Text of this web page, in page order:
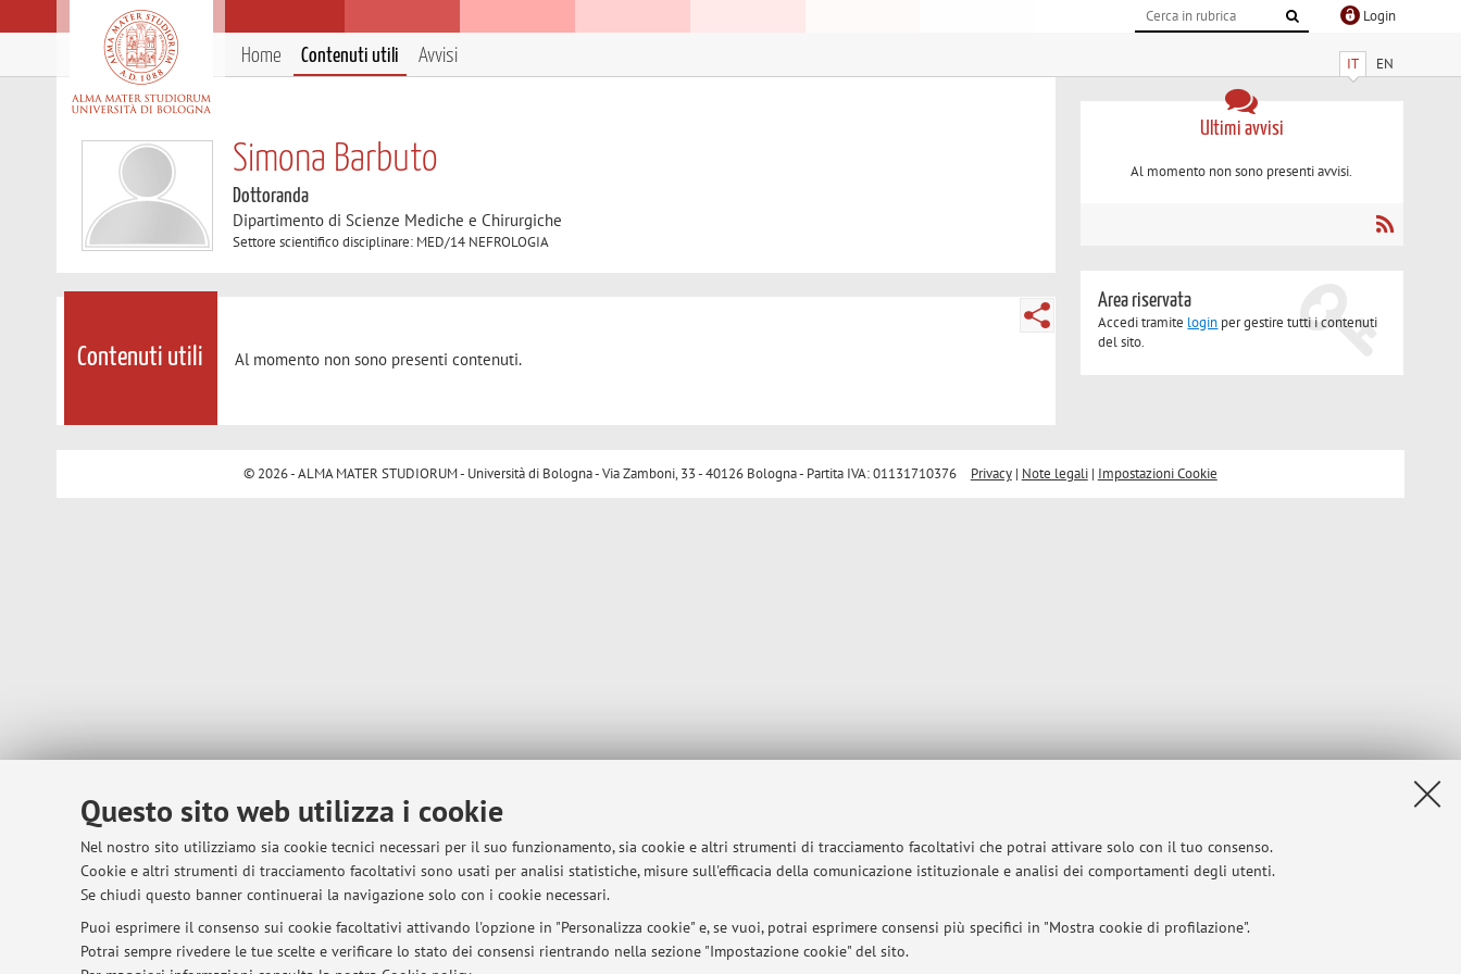
Questo sito web utilizza i cookie
Nel nostro sito utilizziamo sia cookie tecnici necessari per il suo funzionamento, sia cookie e altri strumenti di tracciamento facoltativi che potrai attivare solo con il tuo consenso.
Cookie e altri strumenti di tracciamento facoltativi sono usati per analisi statistiche, misure sull'efficacia della comunicazione istituzionale e analisi dei comportamenti degli utenti.
Se chiudi questo banner continuerai la navigazione solo con i cookie necessari.
Puoi esprimere il consenso sui cookie facoltativi attivando l'opzione in "Personalizza cookie" e, se vuoi, potrai esprimere consensi più specifici in "Mostra cookie di profilazione".
Potrai sempre rivedere le tue scelte e verificare lo stato dei consensi rientrando nella sezione "Impostazione cookie" del sito.
Login
IT EN
Home Contenuti utili Avvisi
Simona Barbuto
Dottoranda
Dipartimento di Scienze Mediche e Chirurgiche
Settore scientifico disciplinare: MED/14 NEFROLOGIA
Contenuti utili Al momento non sono presenti contenuti.
Ultimi avvisi
Al momento non sono presenti avvisi.
Area riservata
Accedi tramite login per gestire tutti i contenuti
del sito.
© 2026 - ALMA MATER STUDIORUM - Università di Bologna - Via Zamboni, 33 - 40126 Bologna - Partita IVA: 01131710376 Privacy| Note legali| Impostazioni Cookie